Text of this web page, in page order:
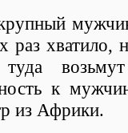
раз хватило,
к
из Африки.